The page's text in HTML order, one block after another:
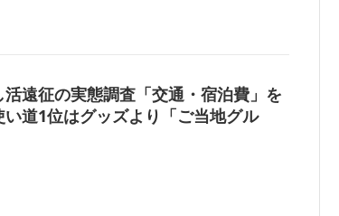
活遠征の実態調査「交通・宿泊費」を
道1位はグッズより「ご当地グル